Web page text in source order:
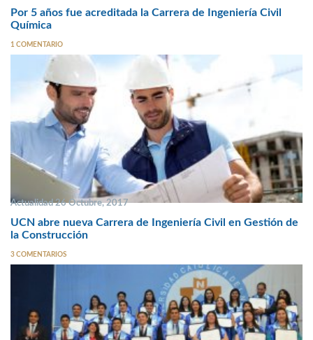
Por 5 años fue acreditada la Carrera de Ingeniería Civil
Química
1 COMENTARIO
Actualidad 26 Octubre, 2017
UCN abre nueva Carrera de Ingeniería Civil en Gestión de
la Construcción
3 COMENTARIOS